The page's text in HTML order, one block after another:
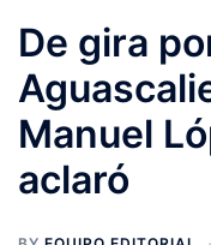
De gira
Manuel
aclaró